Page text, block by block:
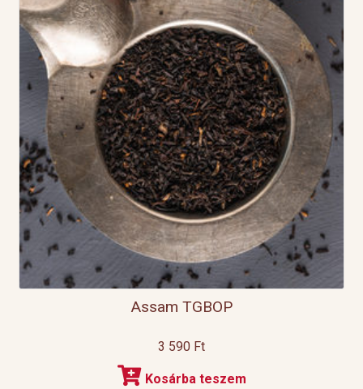
Assam TGBOP
3 590 Ft
Kosárba teszem